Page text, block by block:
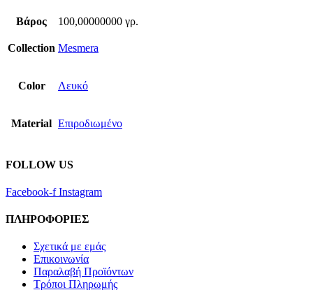
Βάρος 100,00000000 γρ.
Collection Mesmera
Color Λευκό
Material Επιροδιωμένο
FOLLOW US
Facebook-f Instagram
ΠΛΗΡΟΦΟΡΙΕΣ
Σχετικά με εμάς
Επικοινωνία
Παραλαβή Προϊόντων
Τρόποι Πληρωμής